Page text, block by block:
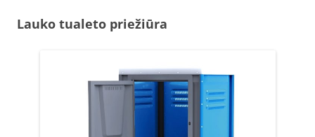
Lauko tualeto priežiūra